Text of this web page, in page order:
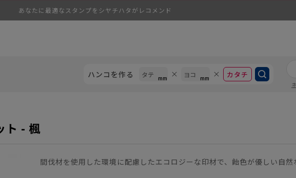
あなたに最適なスタンプをシヤチハタがレコメンド
ハンコを作る カタチ
ト - 楓
間伐材を使用した環境に配慮したエコロジーな印材で、飴色が優しい自然